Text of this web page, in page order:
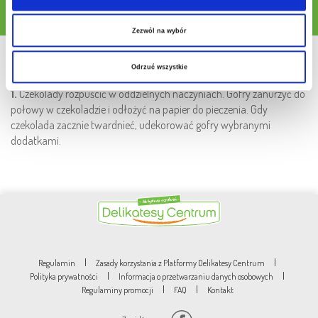
Zezwól na wybór
Odrzuć wszystkie
Pobierz przepis
Sposób przygotowania
1.Czekolady rozpuścić w oddzielnych naczyniach. Gofry zanurzyć do
połowy w czekoladzie i odłożyć na papier do pieczenia. Gdy
czekolada zacznie twardnieć, udekorować gofry wybranymi
dodatkami.
Regulamin | Zasady korzystania z Platformy Delikatesy Centrum |
Polityka prywatności | Informacja o przetwarzaniu danych osobowych |
Regulaminy promocji | FAQ | Kontakt